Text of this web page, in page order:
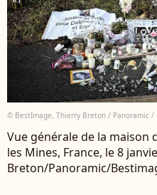
© BestImage, Thierry Breton / Panoramic /
Vue générale de la maison
les Mines, France, le 8
Breton/Panoramic/